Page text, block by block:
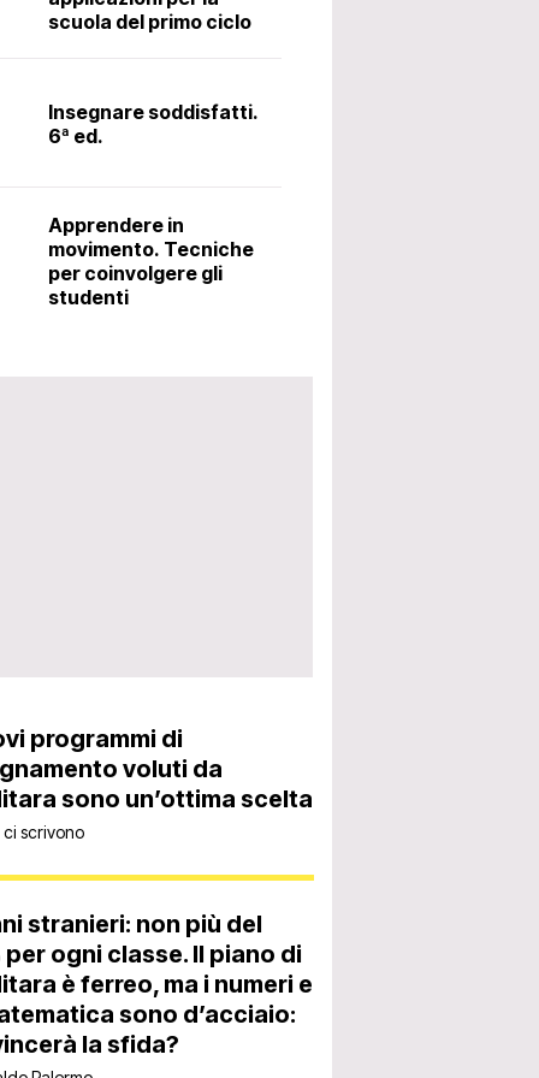
scuola del primo ciclo
Insegnare soddisfatti.
6ª ed.
Apprendere in
movimento. Tecniche
per coinvolgere gli
studenti
programmi di
voluti da
sono un’ottima scelta
ci scrivono
stranieri: non più del
per ogni classe. Il piano di
è ferreo, ma i numeri e
sono d’acciaio:
la sfida?